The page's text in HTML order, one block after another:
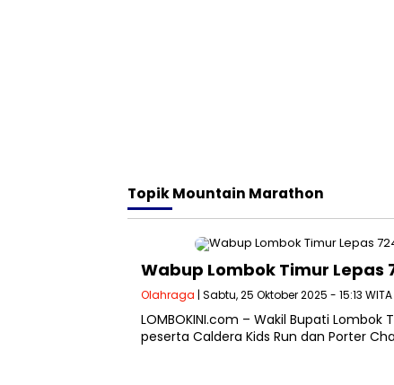
TopikMountain Marathon
Wabup Lombok Timur Lepas
Olahraga | Sabtu, 25 Oktober 2025 - 15:13 WITA
LOMBOKINI.com – Wakil Bupati
peserta Caldera Kids Run dan Porter